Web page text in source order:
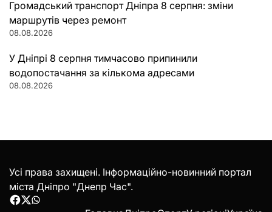
Громадський транспорт Дніпра 8 серпня: зміни
маршрутів через ремонт
08.08.2026
У Дніпрі 8 серпня тимчасово припинили
водопостачання за кількома адресами
08.08.2026
Усі права захищені. Інформаційно-новинний портал
міста Дніпро "Днепр Час".
Facebook
Twitter
WhatsApp